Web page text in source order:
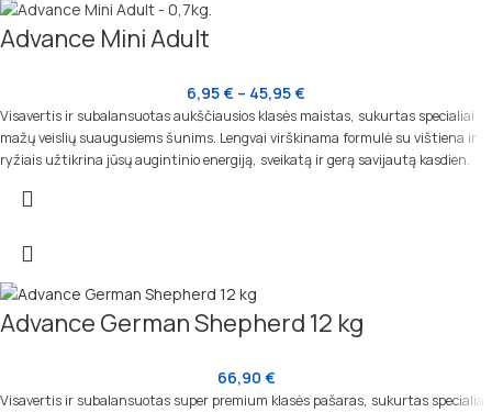
Advance Mini Adult
6,95€ – 45,95€
Visavertis ir subalansuotas aukščiausios klasės maistas, sukurtas specialiai
mažų veislių suaugusiems šunims. Lengvai virškinama formulė su vištiena ir
ryžiais užtikrina jūsų augintinio energiją, sveikatą ir gerą savijautą kasdien.
Advance German Shepherd 12 kg
66,90 €
Visavertis ir subalansuotas super premium klasės pašaras, sukurtas specialiai